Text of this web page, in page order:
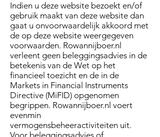
Indien u deze website bezoekt en/of
gebruik maakt van deze website dan
gaat u onvoorwaardelijk akkoord met
de op deze website weergegeven
voorwaarden. Rowannijboer.nl
verleent geen beleggingsadvies in de
betekenis van de Wet op het
financieel toezicht en de in de
Markets in Financial Instruments
Directive (MiFID) opgenomen
begrippen. Rowannijboer.nl voert
evenmin
vermogensbeheeractiviteiten uit.
Voor beleggingsadvies of